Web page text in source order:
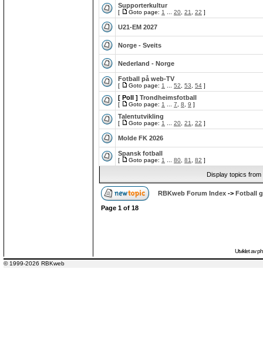
Supporterkultur
[ Goto page: 1 20 21 22 ]
U21-EM 2027
Norge - Sveits
Nederland - Norge
Fotball på web-TV
[ Goto page: 1 52 53 54 ]
[ Poll ] Trondheimsfotball
[ Goto page: 1 7 8 9 ]
Talentutvikling
[ Goto page: 1 20 21 22 ]
Molde FK 2026
Spansk fotball
[ Goto page: 1 80 81 82 ]
Display topics
RBKweb Forum Index -> Fotball
Page 1 of 18
Utviklet av
© 1999-2026 RBKweb